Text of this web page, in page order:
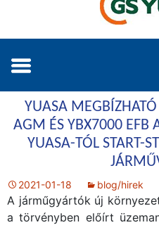
YUASA
AGM ÉS YBX7000 EFB
YUASA-TÓL START-
2021-01-18 blog/hirek
A járműgyártók új
a törvényben előírt